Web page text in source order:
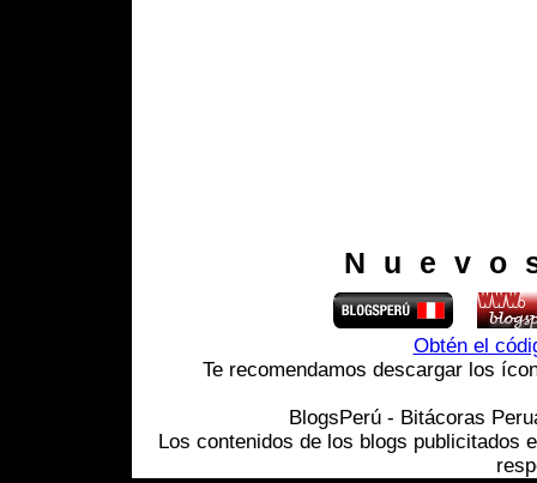
Obtén el
Te recomendamos descargar los
BlogsPerú - Bitácoras
Los contenidos de los blogs publicitados